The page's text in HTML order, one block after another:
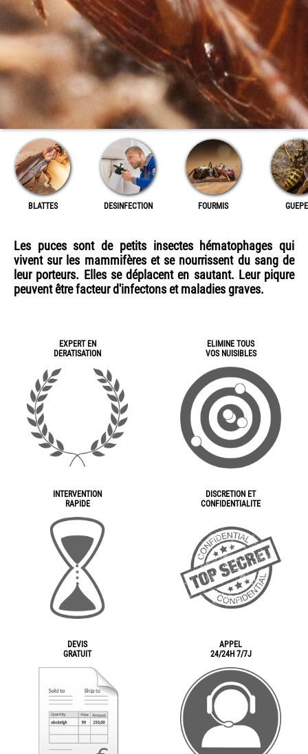
BLATTES DESINFECTION FOURMIS
Les puces sont de petits insectes hématophages qui
vivent sur les mammifères et se nourrissent du sang de
leur porteurs. Elles se déplacent en sautant. Leur piqure
peuvent être facteur d'infectons et maladies graves.
EXPERT EN
DERATISATION
ELIMINE TOUS
VOS NUISIBLES
INTERVENTION
RAPIDE
DISCRETION ET
CONFIDENTIALITE
DEVIS
GRATUIT
APPEL
24/24H 7/7J